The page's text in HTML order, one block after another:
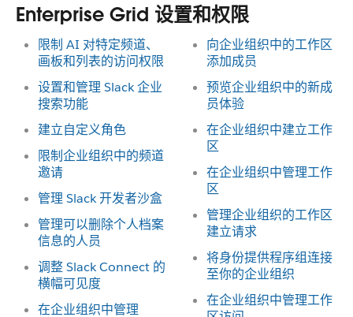
Enterprise Grid 设置和权限
限制 AI 对特定频道、
画板和列表的访问权限
设置和管理 Slack 企业
搜索功能
建立自定义角色
限制企业组织中的频道
邀请
管理 Slack 开发者沙盒
管理可以删除个人档案
信息的人员
调整 Slack Connect 的
横幅可见度
在企业组织中管理
向企业组织中的工作区
添加成员
预览企业组织中的新成
员体验
在企业组织中建立工作
区
在企业组织中管理工作
区
管理企业组织的工作区
建立请求
将身份提供程序组连接
至你的企业组织
在企业组织中管理工作